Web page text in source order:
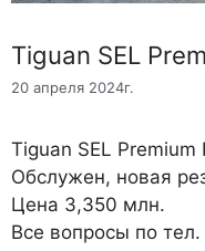
Tiguan SEL
20 апреля 2024г.
Tiguan SEL
Обслужен, новая
Цена 3,350 млн.
Все вопросы по